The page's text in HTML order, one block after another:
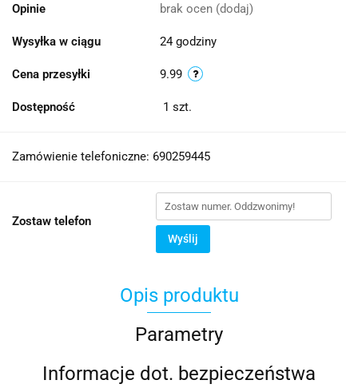
Opinie brak ocen (dodaj)
Wysyłka w ciągu 24 godziny
Cena przesyłki 9.99
Dostępność 1 szt.
Zamówienie telefoniczne: 690259445
Zostaw telefon
Wyślij
Opis produktu
Parametry
Informacje dot. bezpieczeństwa